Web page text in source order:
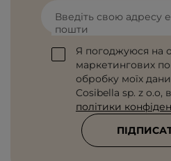
Введіть свою адресу
пошти
Я погоджуюся на
маркетингових
обробку моїх
Cosibella sp. z o.o,
політики